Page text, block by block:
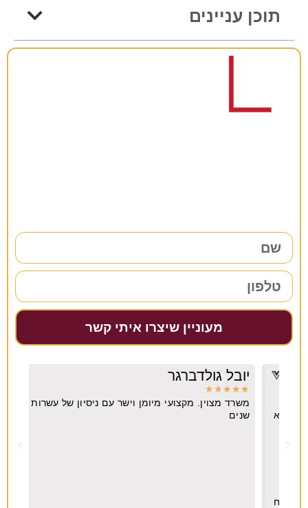
תוכן עניינים
מעוניין שיצרו איתי קשר
יובל גולדברגר
★
★
★
משרד מצוין. מקצועי מיומן וישר עם ניסיון של עשרות